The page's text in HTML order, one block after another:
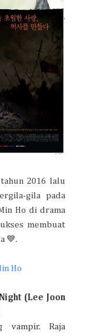
2016 lalu
gila pada
Ho di drama
membuat
💙.
Ho
(Lee Joon
vampir. Raja